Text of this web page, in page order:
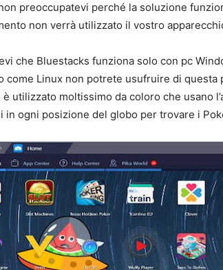
preoccupatevi perché la soluzione
non verrà utilizzato il vostro
che Bluestacks funziona solo con pc
come Linux non potrete usufruire di
utilizzato moltissimo da coloro che usano
in ogni posizione del globo per trovare i